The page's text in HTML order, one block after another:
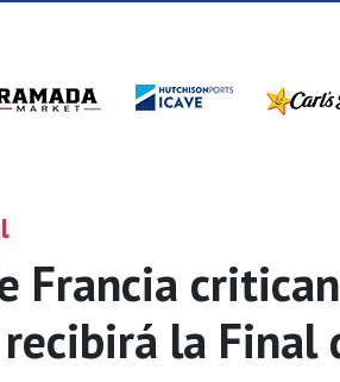
Francia
la Final